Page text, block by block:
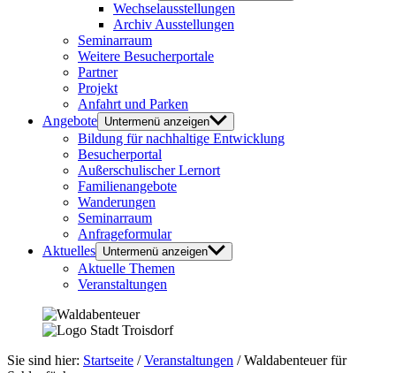
Wechselausstellungen
Archiv Ausstellungen
Seminarraum
Weitere Besucherportale
Partner
Projekt
Anfahrt und Parken
Angebote Untermenü anzeigen
Bildung für nachhaltige Entwicklung
Besucherportal
Außerschulischer Lernort
Familienangebote
Wanderungen
Seminarraum
Anfrageformular
Aktuelles Untermenü anzeigen
Aktuelle Themen
Veranstaltungen
Sie sind hier: Startseite /Veranstaltungen /Waldabenteuer für